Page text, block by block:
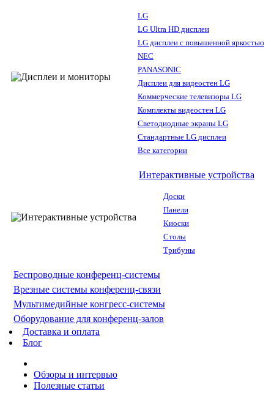
LG
LG Ultra HD дисплеи
LG дисплеи с повышенной яркостью
NEC
PANASONIC
Дисплеи для видеостен LG
Коммерческие телевизоры LG
Комплекты видеостен LG
Светодиодные экраны LG
Стандартные LG дисплеи
Все категории
Интерактивные устройства
Доски
Панели
Киоски
Столы
Трибуны
Беспроводные конференц-системы
Врезные системы конференц-связи
Мультимедийные конгресс-системы
Оборудование для конференц-залов
Доставка и оплата
Блог
Обзоры и интервью
Полезные статьи